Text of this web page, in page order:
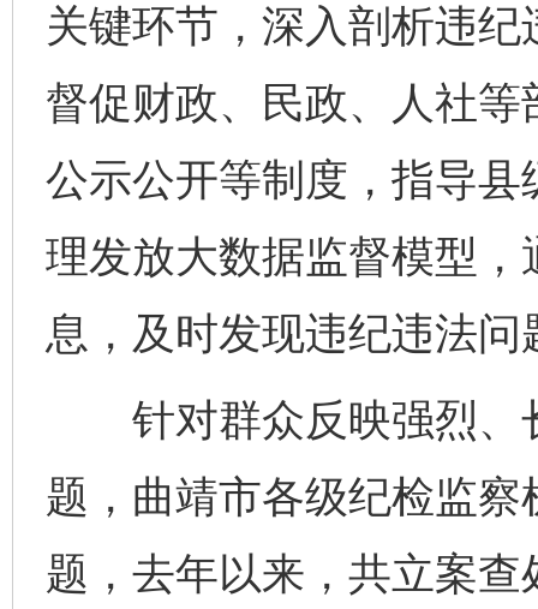
关键环节，深入剖析违
督促财政、民政、人社
公示公开等制度，指导
理发放大数据监督模型
息，及时发现违纪违法问
针对群众反映强烈、
题，曲靖市各级纪检监
题，去年以来，共立案
法徽映军营 权益有保障
一批国家标准开始实施 从